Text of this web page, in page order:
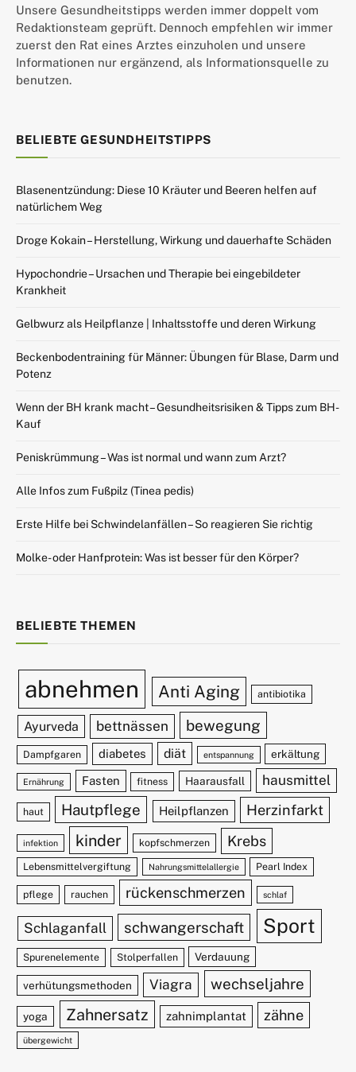
Unsere Gesundheitstipps werden immer doppelt vom
Redaktionsteam geprüft. Dennoch empfehlen wir immer
zuerst den Rat eines Arztes einzuholen und unsere
Informationen nur ergänzend, als Informationsquelle zu
benutzen.
BELIEBTE GESUNDHEITSTIPPS
Blasenentzündung: Diese 10 Kräuter und Beeren helfen auf
natürlichem Weg
Droge Kokain – Herstellung, Wirkung und dauerhafte Schäden
Hypochondrie – Ursachen und Therapie bei eingebildeter
Krankheit
Gelbwurz als Heilpflanze | Inhaltsstoffe und deren Wirkung
Beckenbodentraining für Männer: Übungen für Blase, Darm und
Potenz
Wenn der BH krank macht – Gesundheitsrisiken & Tipps zum BH-
Kauf
Peniskrümmung – Was ist normal und wann zum Arzt?
Alle Infos zum Fußpilz (Tinea pedis)
Erste Hilfe bei Schwindelanfällen – So reagieren Sie richtig
Molke- oder Hanfprotein: Was ist besser für den Körper?
BELIEBTE THEMEN
abnehmen Anti Aging antibiotika
Ayurveda bettnässen bewegung
Dampfgaren diabetes diät entspannung erkältung
Ernährung Fasten fitness Haarausfall hausmittel
haut Hautpflege Heilpflanzen Herzinfarkt
infektion kinder kopfschmerzen Krebs
Lebensmittelvergiftung Nahrungsmittelallergie Pearl Index
pflege rauchen rückenschmerzen schlaf
Schlaganfall schwangerschaft Sport
Spurenelemente Stolperfallen Verdauung
verhütungsmethoden Viagra wechseljahre
yoga Zahnersatz zahnimplantat zähne
übergewicht